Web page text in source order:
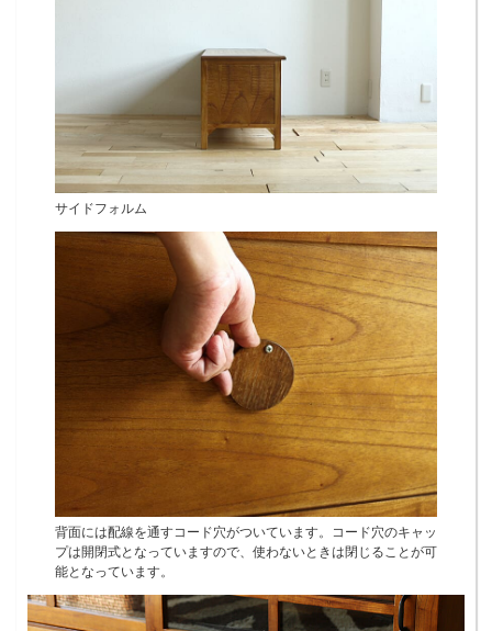
サイドフォルム
背面には配線を通すコード穴がついています。コード穴のキャッ
プは開閉式となっていますので、使わないときは閉じることが可
能となっています。